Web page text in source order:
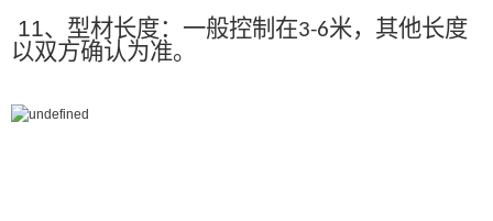
11、型材长度：一般控制在3-6米，其他长度
以双方确认为准。